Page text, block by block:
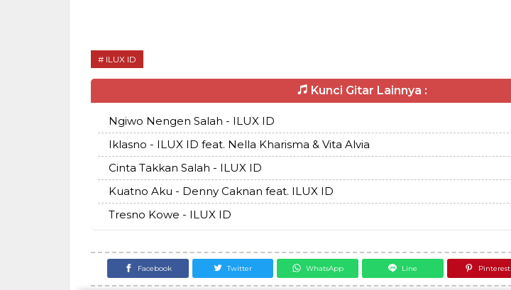
ILUX ID
Kunci Gitar Lainnya :
Ngiwo Nengen Salah - ILUX ID
Iklasno - ILUX ID feat. Nella Kharisma & Vita Alvia
Cinta Takkan Salah - ILUX ID
Kuatno Aku - Denny Caknan feat. ILUX ID
Tresno Kowe - ILUX ID
Facebook Twitter WhatsApp Line Pinterest